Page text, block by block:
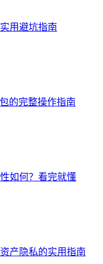
用避坑指南
的完整操作指南
如何？看完就懂
产隐私的实用指南